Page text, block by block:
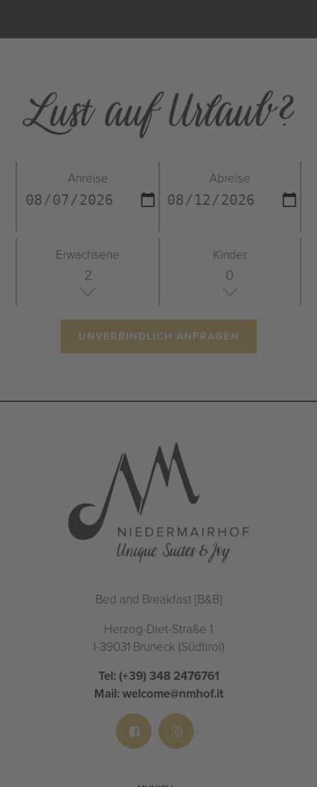
Lust auf Urlaub?
Anreise Abreise
Erwachsene Kinder
UNVERBINDLICH ANFRAGEN
Bed and Breakfast [B&B]
Herzog-Diet-Straße 1
I-39031 Bruneck (Südtirol)
Tel: (+39) 348 2476761
Mail:welcome@nmhof.it